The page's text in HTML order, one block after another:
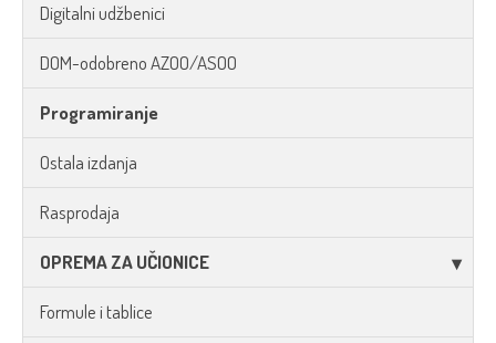
Digitalni udžbenici
DOM-odobreno AZOO/ASOO
Programiranje
Ostala izdanja
Rasprodaja
OPREMA ZA UČIONICE
Formule i tablice